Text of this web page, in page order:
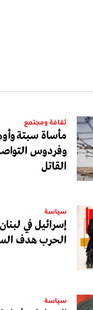
ثقافة ومجتمع
مأساة سبتة
وفردوس
القاتل
سياسة
إسرائيل في
الحرب هدف
سياسة